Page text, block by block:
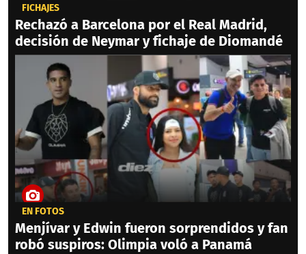
FICHAJES
Rechazó a Barcelona por el Real Madrid,
decisión de Neymar y fichaje de Diomandé
EN FOTOS
Menjívar y Edwin fueron sorprendidos y fan
robó suspiros: Olimpia voló a Panamá